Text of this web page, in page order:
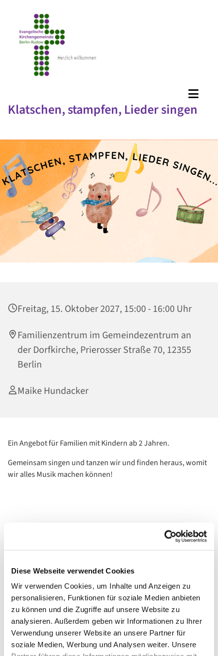
Diese Webseite verwendet Cookies
Wir verwenden Cookies, um Inhalte und Anzeigen zu
personalisieren, Funktionen für soziale Medien anbieten
zu können und die Zugriffe auf unsere Website zu
analysieren. Außerdem geben wir Informationen zu Ihrer
Verwendung unserer Website an unsere Partner für
soziale Medien, Werbung und Analysen weiter. Unsere
Klatschen, stampfen, Lieder singen
Freitag, 15. Oktober 2027, 15:00 - 16:00 Uhr
Familienzentrum im Gemeindezentrum an
der Dorfkirche, Prierosser Straße 70, 12355
Berlin
Maike Hundacker
Ein Angebot für Familien mit Kindern ab 2 Jahren.
Gemeinsam singen und tanzen wir und finden heraus, womit
wir alles Musik machen können!